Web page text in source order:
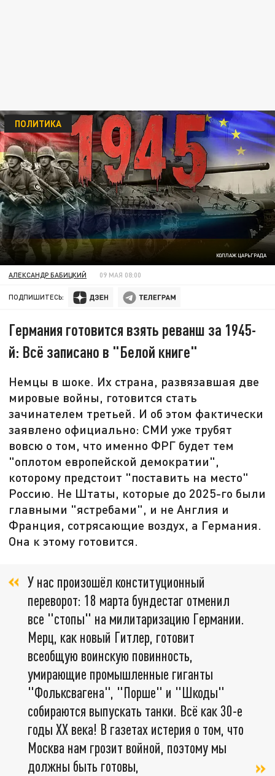
КОЛЛАЖ ЦАРЬГРАДА
ПОЛИТИКА
АЛЕКСАНДР БАБИЦКИЙ 09 МАЯ 08:00
ПОДПИШИТЕСЬ:
Германия готовится взять реванш за 1945-
й: Всё записано в "Белой книге"
Немцы в шоке. Их страна, развязавшая две
мировые войны, готовится стать
зачинателем третьей. И об этом фактически
заявлено официально: СМИ уже трубят
вовсю о том, что именно ФРГ будет тем
"оплотом европейской демократии",
которому предстоит "поставить на место"
Россию. Не Штаты, которые до 2025-го были
главными "ястребами", и не Англия и
Франция, сотрясающие воздух, а Германия.
Она к этому готовится.
У нас произошёл конституционный
переворот: 18 марта бундестаг отменил
все "стопы" на милитаризацию Германии.
Мерц, как новый Гитлер, готовит
всеобщую воинскую повинность,
умирающие промышленные гиганты
"Фольксвагена", "Порше" и "Шкоды"
собираются выпускать танки. Всё как 30-е
годы XX века! В газетах истерия о том, что
Москва нам грозит войной, поэтому мы
должны быть готовы,